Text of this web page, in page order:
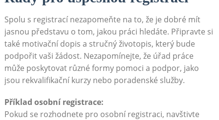
Spolu s registrací nezapomeňte na to, že je dobré mít
jasnou představu o tom, jakou práci hledáte. Připravte si
také motivační dopis a stručný životopis, který bude
podpořit vaši žádost. Nezapomínejte, že úřad práce
může poskytovat různé formy pomoci a podpor, jako
jsou rekvalifikační kurzy nebo poradenské služby.
Příklad osobní registrace:
Pokud se rozhodnete pro osobní registraci, navštivte